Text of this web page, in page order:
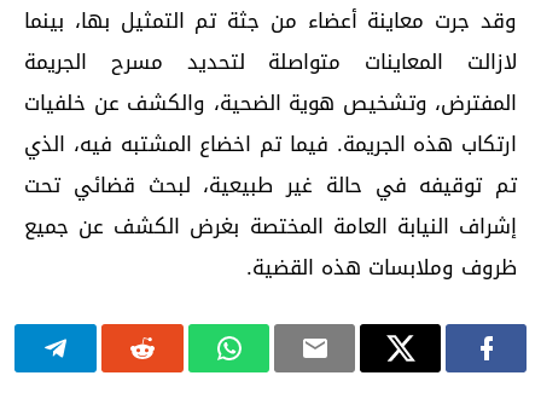
وقد جرت معاينة أعضاء من جثة تم التمثيل بها، بينما
لازالت المعاينات متواصلة لتحديد مسرح الجريمة
المفترض، وتشخيص هوية الضحية، والكشف عن خلفيات
ارتكاب هذه الجريمة. فيما تم اخضاع المشتبه فيه، الذي
تم توقيفه في حالة غير طبيعية، لبحث قضائي تحت
إشراف النيابة العامة المختصة بغرض الكشف عن جميع
ظروف وملابسات هذه القضية.